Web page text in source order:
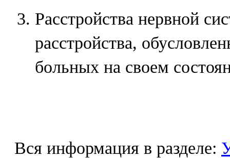
Расстройства нервной
расстройства,
больных на своем
Вся информация в разделе: